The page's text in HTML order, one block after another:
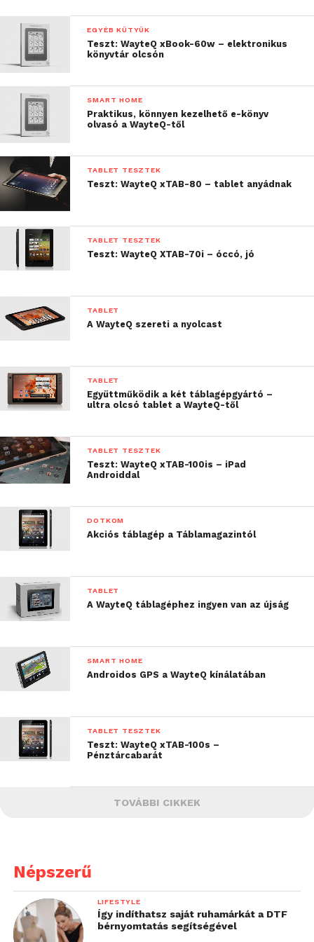
EGYÉB KÜTYÜK
Teszt: WayteQ xBook-60w – elektronikus
könyvtár olcsón
SMART HOME
Praktikus, könnyen kezelhető e-könyv
olvasó a WayteQ-től
TABLET TESZTEK
Teszt: WayteQ xTAB-80 – tablet anyádnak
TABLET TESZTEK
Teszt: WayteQ XTAB-70i – óccó, jó
TABLET
A WayteQ szereti a nyolcast
TABLET
Együttműködik a két táblagépgyártó –
ultra olcsó tablet a WayteQ-től
TABLET TESZTEK
Teszt: WayteQ xTAB-100is – iPad
Androiddal
DOTKOM
Akciós táblagép a Táblamagazintól
TABLET
A WayteQ táblagéphez ingyen van az újság
SMART HOME
Androidos GPS a WayteQ kínálatában
TABLET TESZTEK
Teszt: WayteQ xTAB-100s –
Pénztárcabarát
TOVÁBBI CIKKEK
Népszerű
LIFESTYLE
Így indíthatsz saját ruhamárkát a DTF
bérnyomtatás segítségével